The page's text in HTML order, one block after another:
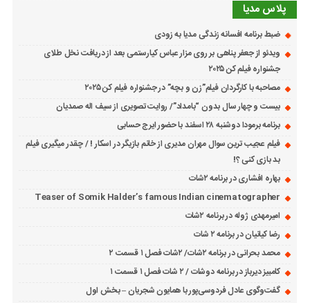
پلاس مدیا
ضبط برنامه افسانه زندگی مدیا به زودی
ویدئو از جعفر پناهی بر روی مزار عباس کیارستمی بعد از دریافت نخل طلای
جشنواره فیلم کن ۲۰۲۵
مصاحبه با کارگردان فیلم”زن و بچه” در جشنواره فیلم کن ۲۰۲۵
بیست و چهار سال بدون “بامداد”/ روایت تصویری از سیف اله صمدیان
برنامه برمودا دوشنبه ۲۸ اسفند با حضور ایرج حسابی
فیلم عجیب ترین سوال مهران مدیری از خانم بازیگر در اسکار ! / چقدر میگیری فیلم
بد بازی کنی ؟!
بهاره افشاری در برنامه ۲شات
Teaser of Somik Halder’s famous Indian cinematographer
امیرمهدی ژوله در برنامه ۲شات
رضا کیانیان در برنامه ۲ شات
محمد بحرانی در برنامه ۲شات/ ۲شات فصل ۱ قسمت ۲
کامبیز دیرباز در برنامه دوشات / ۲ شات فصل ۱ قسمت ۱
گفت‌وگوی عادل فردوسی‌پور با همایون شجریان – بخش اول